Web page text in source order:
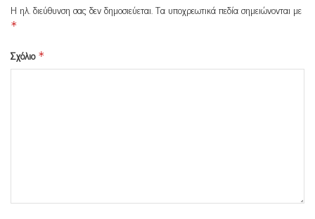
Η ηλ. διεύθυνση σας δεν δημοσιεύεται.Τα υποχρεωτικά πεδία σημειώνονται με
*
Σχόλιο *